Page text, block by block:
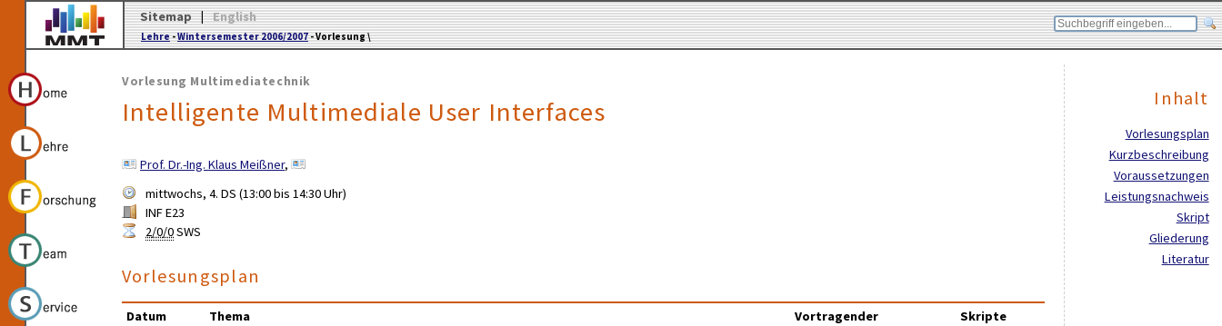
Sitemap | English
Lehre-Wintersemester 2006/2007- Vorlesung \
Inhalt
Vorlesungsplan
Kurzbeschreibung
Voraussetzungen
Leistungsnachweis
Skript
Gliederung
Literatur
Vorlesung Multimediatechnik
Intelligente Multimediale User Interfaces
Prof. Dr.-Ing. Klaus Meißner,
mittwochs, 4. DS (13:00 bis 14:30 Uhr)
INF E23
2/0/0SWS
Vorlesungsplan
Datum Thema Vortragender
Skripte